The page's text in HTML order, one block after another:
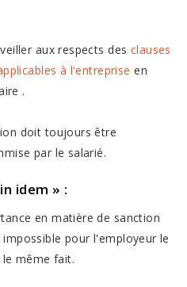
aux respects des clauses
à l'entreprise en
.
doit toujours être
par le salarié.
idem » :
en matière de sanction
pour l'employeur le
même fait.